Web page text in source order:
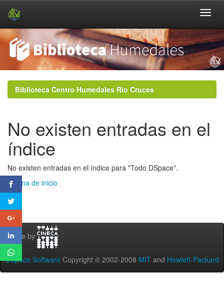
navigationBiblioteca Centro Humedales Río Cruces
No existen entradas en el
índice
No existen entradas en el índice para "Todo DSpace".
Página de inicio
Theme by
DSpace Software Copyright © 2002-2008 MIT and Hewlett-Packard